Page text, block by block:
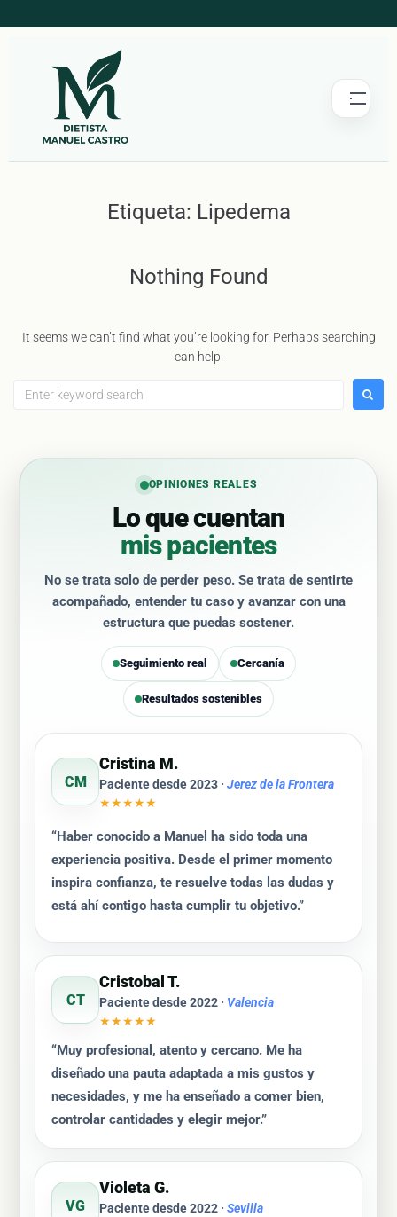
Etiqueta: Lipedema
Nothing Found
It seems we can’t find what you’re looking for. Perhaps searching
can help.
OPINIONES REALES
Lo que cuentan
mis pacientes
No se trata solo de perder peso. Se trata de sentirte
acompañado, entender tu caso y avanzar con una
estructura que puedas sostener.
Seguimiento real Cercanía
Resultados sostenibles
CM
Cristina M.
Paciente desde 2023 · Jerez de la Frontera
★★★★★
“Haber conocido a Manuel ha sido toda una
experiencia positiva. Desde el primer momento
inspira confianza, te resuelve todas las dudas y
está ahí contigo hasta cumplir tu objetivo.”
CT
Cristobal T.
Paciente desde 2022 · Valencia
★★★★★
“Muy profesional, atento y cercano. Me ha
diseñado una pauta adaptada a mis gustos y
necesidades, y me ha enseñado a comer bien,
controlar cantidades y elegir mejor.”
VG
Violeta G.
Paciente desde 2022 · Sevilla